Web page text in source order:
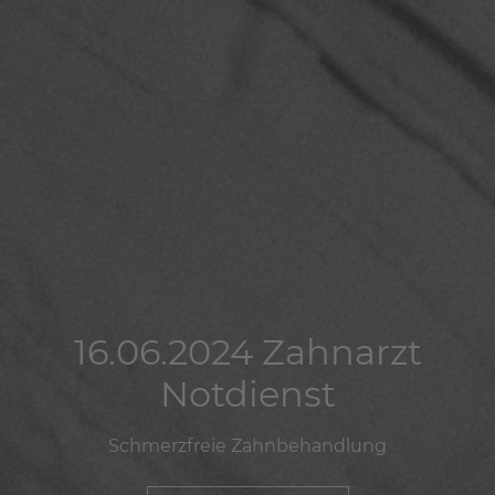
16.06.2024 Zahnarzt
Notdienst
Schmerzfreie Zahnbehandlung
16.06.2024 Zahnarzt
Notdienst
Schmerzfreie Zahnbehandlung
16.06.2024 Zahnarzt
Notdienst
Schmerzfreie Zahnbehandlung